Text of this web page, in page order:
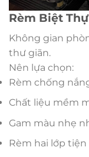
Rèm Biệt
Không gian
thư giãn.
Nên lựa chọn:
Rèm chống
Chất liệu mềm
Gam màu nhẹ
Rèm hai lớp